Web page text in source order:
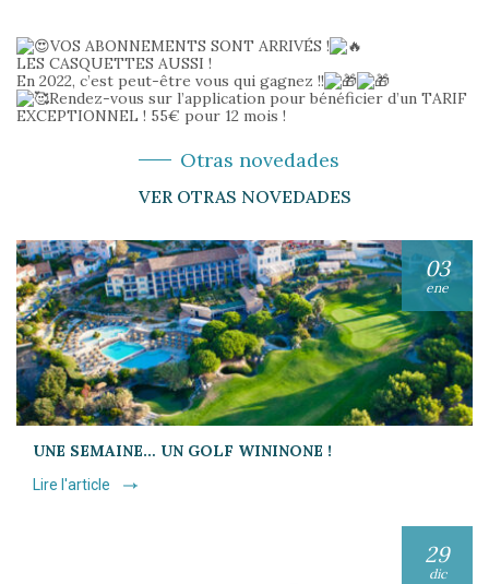
VOS ABONNEMENTS SONT ARRIVÉS !
LES CASQUETTES AUSSI !
En 2022, c’est peut-être vous qui gagnez !!
Rendez-vous sur l’application pour bénéficier d’un TARIF
EXCEPTIONNEL ! 55€ pour 12 mois !
Otras novedades
VER OTRAS NOVEDADES
03
ene
UNE SEMAINE… UN GOLF WININONE !
Lire l'article
29
dic